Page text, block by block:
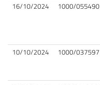
16/10/2024 1000/055490
10/10/2024 1000/037597